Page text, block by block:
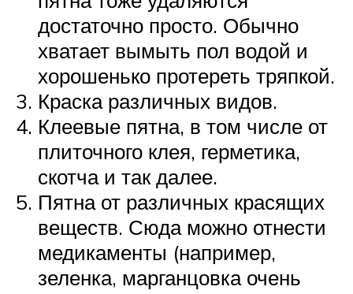
достаточно просто. Обычно
хватает вымыть пол водой и
хорошенько протереть тряпкой.
Краска различных видов.
Клеевые пятна, в том числе от
плиточного клея, герметика,
скотча и так далее.
Пятна от различных красящих
веществ. Сюда можно отнести
медикаменты (например,
зеленка, марганцовка очень